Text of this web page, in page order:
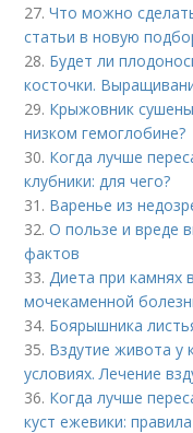
27.Что можно
статьи в новую
28. Будет ли
косточки.
29. Крыжовник
низком гемоглобине?
30. Когда лучше
клубники: для чего?
31. Варенье из
32.О пользе и вреде
фактов
33.Диета при камнях
мочекаменной
34. Боярышника
35. Вздутие живота у
условиях. Лечение
36. Когда лучше
куст ежевики: